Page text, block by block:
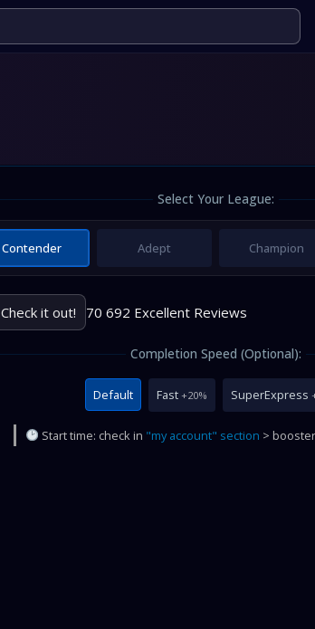
Select Your League:
Contender Adept Champion
Check it out! 70 692 Excellent Reviews
Completion Speed (Optional):
Default Fast +20% SuperExpress
Start time: check in "my account" section >